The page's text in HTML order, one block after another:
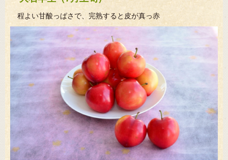
程よい甘酸っぱさで、完熟すると皮が真っ赤